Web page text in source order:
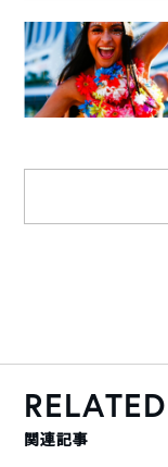
RELATED
関連記事